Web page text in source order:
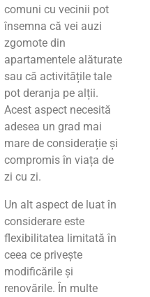
comuni cu vecinii pot
însemna că vei auzi
zgomote din
apartamentele alăturate
sau că activitățile tale
pot deranja pe alții.
Acest aspect necesită
adesea un grad mai
mare de considerație și
compromis în viața de
zi cu zi.
Un alt aspect de luat în
considerare este
flexibilitatea limitată în
ceea ce privește
modificările și
renovările. În multe